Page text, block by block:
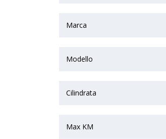
Marca
Modello
Cilindrata
Max KM